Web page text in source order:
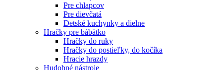
Pre chlapcov
Pre dievčatá
Detské kuchynky a dielne
Hračky pre bábätko
Hračky do ruky
Hračky do postieľky, do kočíka
Hracie hrazdy
Hudobné nástroje